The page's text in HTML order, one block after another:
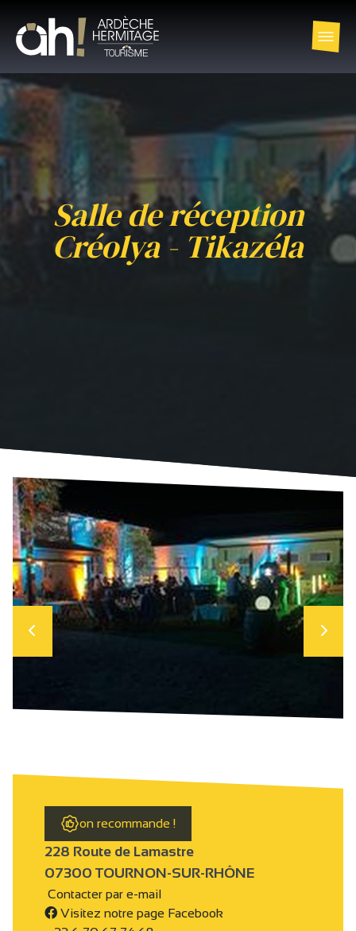
Salle de réception
Créolya - Tikazéla
on recommande !
228 Route de Lamastre
07300 TOURNON-SUR-RHÔNE
Contacter par e-mail
Visitez notre page Facebook